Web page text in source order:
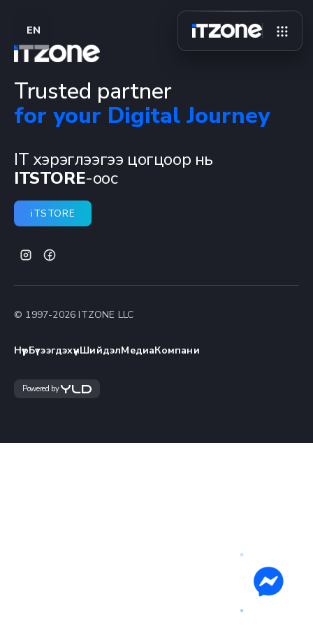
EN
Trusted partner
for your Digital Journey
IT хэрэглээгээ цогцоор нь
ITSTORE-оос
iTSTORE
© 1997-2026 ITZONE LLC
НүүрБүтээгдэхүүнШийдэлМедиаКомпани
Powered by